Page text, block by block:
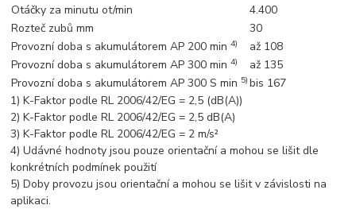
Otáčky za minutu ot/min
4.400
Rozteč zubů mm
30
Provozní doba s akumulátorem AP 200 min4)
až 108
Provozní doba s akumulátorem AP 300 min4)
až 135
Provozní doba s akumulátorem AP 300 S min 5) bis 167
1) K-Faktor podle RL 2006/42/EG = 2,5 (dB(A))
2) K-Faktor podle RL 2006/42/EG = 2,5 dB(A)
3) K-Faktor podle RL 2006/42/EG = 2 m/s²
4) Udávné hodnoty jsou pouze orientační a mohou se lišit dle
konkrétních podmínek použití
5) Doby provozu jsou orientační a mohou se lišit v závislosti na
aplikaci.